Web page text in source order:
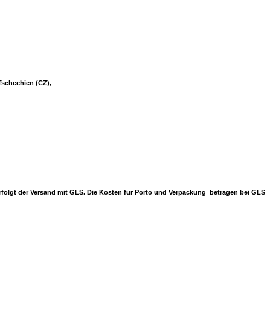
(CZ),
der Versand mit GLS. Die Kosten für Porto und Verpackung betragen bei GLS